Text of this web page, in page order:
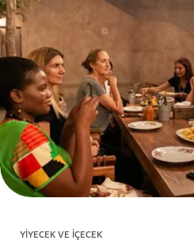
YIYECEK VE İÇECEK